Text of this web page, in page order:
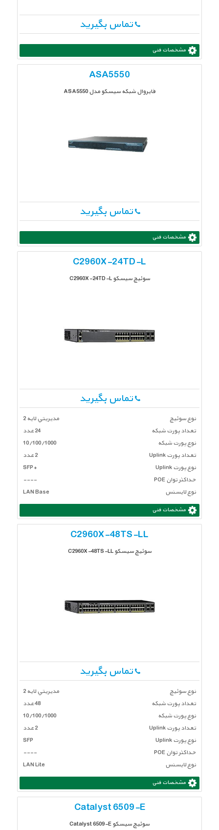
تماس بگیرید
مشخصات فنی
ASA5550
فایروال شبکه سیسکو مدل ASA5550
تماس بگیرید
مشخصات فنی
C2960X-24TD-L
سوئیچ سیسکو C2960X-24TD-L
تماس بگیرید
نوع سوئیچ
مديريتي لايه 2
تعداد پورت شبكه
24 عدد
نوع پورت شبکه
10/100/1000
تعداد پورت Uplink
2 عدد
نوع پورت Uplink
+SFP
حداکثر توان POE
----
نوع لایسنس
LAN Base
مشخصات فنی
C2960X-48TS-LL
سوئیچ سیسکو C2960X-48TS-LL
تماس بگیرید
نوع سوئیچ
مديريتي لايه 2
تعداد پورت شبكه
48 عدد
نوع پورت شبکه
10/100/1000
تعداد پورت Uplink
2 عدد
نوع پورت Uplink
SFP
حداکثر توان POE
----
نوع لایسنس
LAN Lite
مشخصات فنی
Catalyst 6509-E
سوئیچ سیسکو Catalyst 6509-E